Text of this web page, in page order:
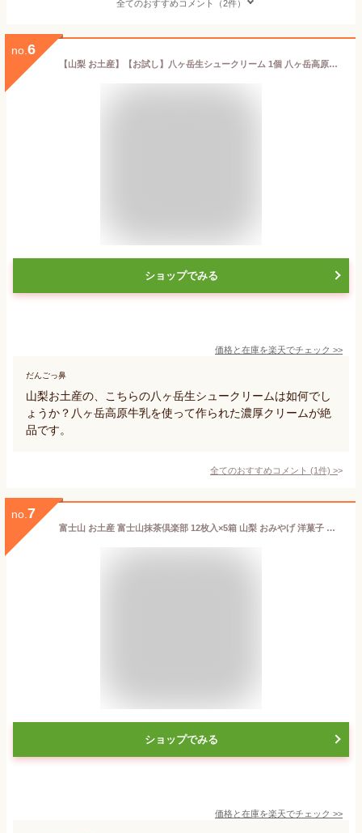
全てのおすすめコメント（2件）
no. 6
【山梨 お土産】【お試し】八ヶ岳生シュークリーム 1個 八ヶ岳高原牛乳使用 八ヶ岳お土産 洋菓子 シュークリーム 八ヶ岳スイーツ 生クリーム おやつ 牛乳 乳製品 食べきりサイズ 八ヶ岳 お土産
ショップでみる
価格と在庫を楽天でチェック >>
だんごっ鼻
山梨お土産の、こちらの八ヶ岳生シュークリームは如何でし
ょうか？八ヶ岳高原牛乳を使って作られた濃厚クリームが絶
品です。
全てのおすすめコメント (1件) >
no. 7
富士山 お土産 富士山抹茶倶楽部 12枚入×5箱 山梨 おみやげ 洋菓子 抹茶 焼き菓子 クッキー チョコレート 景品 プレゼント 手みやげ
ショップでみる
価格と在庫を楽天でチェック >>